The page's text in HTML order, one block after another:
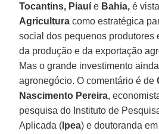
Tocantins, Piauí e Bahia, é
Agricultura como estratégica
social dos pequenos produtores
da produção e da exportação
Mas o grande investimento
agronegócio. O comentário é de
Nascimento Pereira,
pesquisa do Instituto de
Aplicada ( Ipea) e doutoranda